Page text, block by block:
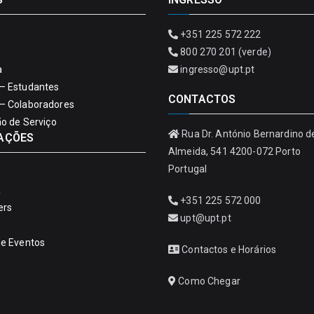
Estudantes
Colaboradores
de Serviço
Eventos
+351 225 572 222
800 270 201 (verde)
ingresso@upt.pt
CONTACTOS
Rua Dr. António Bernardino
Almeida, 541 4200-072 Porto
Portugal
+351 225 572 000
upt@upt.pt
Contactos e Horários
Como Chegar